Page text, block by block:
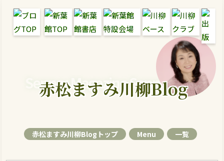
Senryu Magazine Senryu Blog
赤松ますみ川柳Blog
赤松ますみ川柳Blogトップ Menu 一覧